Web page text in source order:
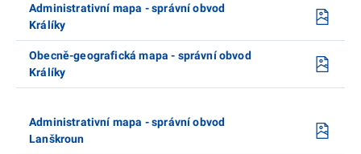
Administrativní mapa - správní obvod
Králíky
Obecně-geografická mapa - správní obvod
Králíky
Administrativní mapa - správní obvod
Lanškroun